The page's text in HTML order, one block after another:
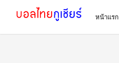
หน้าแรก